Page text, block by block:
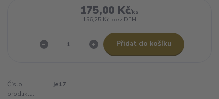
175,00 Kč/ks
156,25 Kč bez DPH
Přidat do košíku
Číslo
produktu:
je17